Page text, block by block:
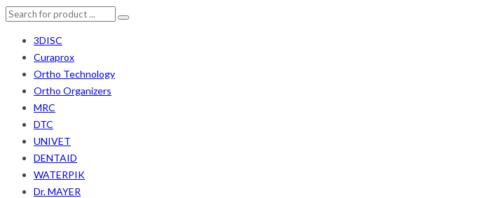
3DISC
Curaprox
Ortho Technology
Ortho Organizers
MRC
DTC
UNIVET
DENTAID
WATERPIK
Dr. MAYER